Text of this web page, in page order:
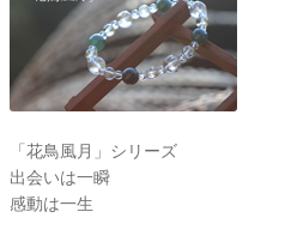
「花鳥風月」シリーズ
出会いは一瞬
感動は一生